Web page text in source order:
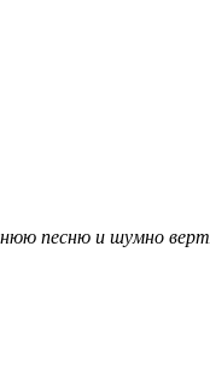
песню и шумно